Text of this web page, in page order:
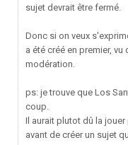
sujet devrait être fermé.
Donc si on veux
a été créé en premier,
modération.
ps: je trouve que Los
coup.
Il aurait plutot dû la
avant de créer un sujet